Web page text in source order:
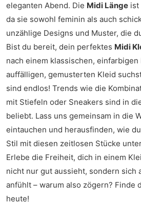
eleganten Abend. Die Midi Länge ist
da sie sowohl feminin als auch
unzählige Designs und Muster, die
Bist du bereit, dein perfektes Midi
nach einem klassischen,
auffälligen, gemusterten Kleid
sind endlos! Trends wie die
mit Stiefeln oder Sneakers sind in
beliebt. Lass uns gemeinsam in die
eintauchen und herausfinden, wie
Stil mit diesen zeitlosen Stücke
Erlebe die Freiheit, dich in einem
nicht nur gut aussieht, sondern sich
anfühlt – warum also zögern? Finde
heute!